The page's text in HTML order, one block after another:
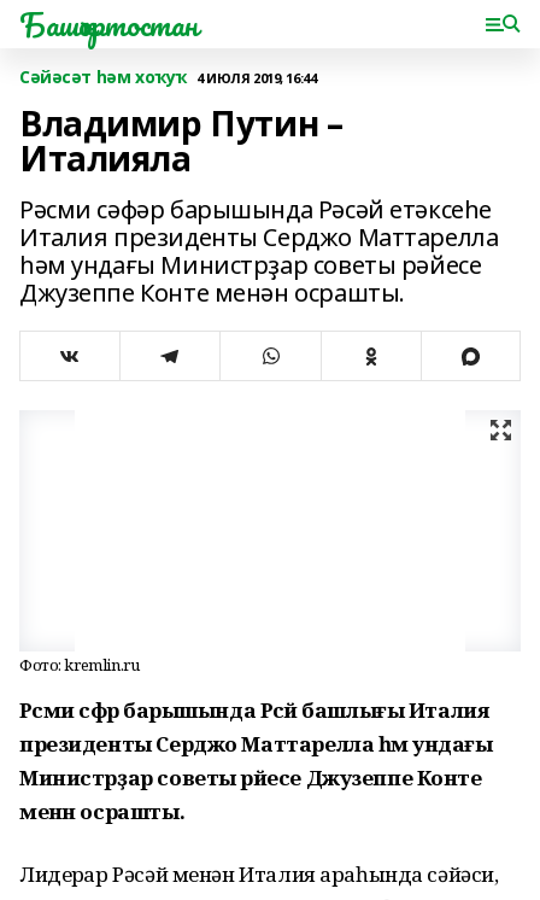
Башҡортостан
Сәйәсәт һәм хоҡуҡ 4 ИЮЛЯ 2019, 16:44
Владимир Путин –
Италияла
Рәсми сәфәр барышында Рәсәй етәксеһе
Италия президенты Серджо Маттарелла
һәм ундағы Министрҙар советы рәйесе
Джузеппе Конте менән осрашты.
Фото: kremlin.ru
Рәсми сәфәр барышында Рәсәй башлығы Италия
президенты Серджо Маттарелла һәм ундағы
Министрҙар советы рәйесе Джузеппе Конте
менән осрашты.
Лидерҙар Рәсәй менән Италия араһында сәйәси,